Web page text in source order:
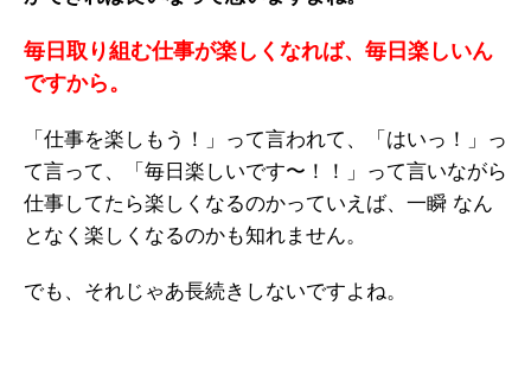
毎日取り組む仕事が楽しくなれば、毎日楽しいん
ですから。
「仕事を楽しもう！」って言われて、「はいっ！」っ
て言って、「毎日楽しいです〜！！」って言いながら
仕事してたら楽しくなるのかっていえば、一瞬 なん
となく楽しくなるのかも知れません。
でも、それじゃあ長続きしないですよね。